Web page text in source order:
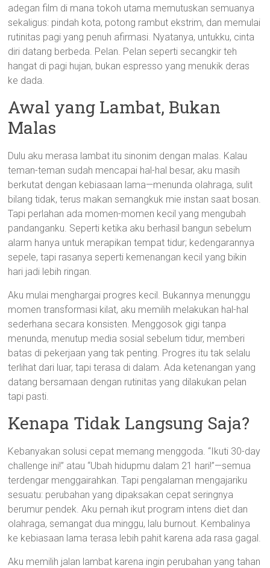
adegan film di mana tokoh utama memutuskan semuanya
sekaligus: pindah kota, potong rambut ekstrim, dan memulai
rutinitas pagi yang penuh afirmasi. Nyatanya, untukku, cinta
diri datang berbeda. Pelan. Pelan seperti secangkir teh
hangat di pagi hujan, bukan espresso yang menukik deras
ke dada.
Awal yang Lambat, Bukan
Malas
Dulu aku merasa lambat itu sinonim dengan malas. Kalau
teman-teman sudah mencapai hal-hal besar, aku masih
berkutat dengan kebiasaan lama—menunda olahraga, sulit
bilang tidak, terus makan semangkuk mie instan saat bosan.
Tapi perlahan ada momen-momen kecil yang mengubah
pandanganku. Seperti ketika aku berhasil bangun sebelum
alarm hanya untuk merapikan tempat tidur; kedengarannya
sepele, tapi rasanya seperti kemenangan kecil yang bikin
hari jadi lebih ringan.
Aku mulai menghargai progres kecil. Bukannya menunggu
momen transformasi kilat, aku memilih melakukan hal-hal
sederhana secara konsisten. Menggosok gigi tanpa
menunda, menutup media sosial sebelum tidur, memberi
batas di pekerjaan yang tak penting. Progres itu tak selalu
terlihat dari luar, tapi terasa di dalam. Ada ketenangan yang
datang bersamaan dengan rutinitas yang dilakukan pelan
tapi pasti.
Kenapa Tidak Langsung Saja?
Kebanyakan solusi cepat memang menggoda. “Ikuti 30-day
challenge ini!” atau “Ubah hidupmu dalam 21 hari!”—semua
terdengar menggairahkan. Tapi pengalaman mengajariku
sesuatu: perubahan yang dipaksakan cepat seringnya
berumur pendek. Aku pernah ikut program intens diet dan
olahraga, semangat dua minggu, lalu burnout. Kembalinya
ke kebiasaan lama terasa lebih pahit karena ada rasa gagal.
Aku memilih jalan lambat karena ingin perubahan yang tahan